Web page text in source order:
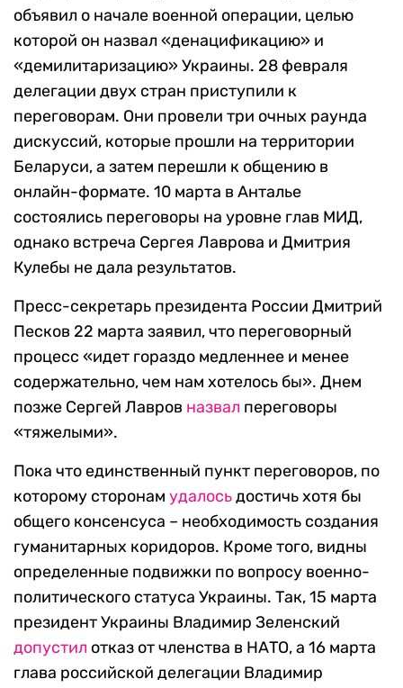
объявил о начале военной операции, целью
которой он назвал «денацификацию» и
«демилитаризацию» Украины. 28 февраля
делегации двух стран приступили к
переговорам. Они провели три очных раунда
дискуссий, которые прошли на территории
Беларуси, а затем перешли к общению в
онлайн-формате. 10 марта в Анталье
состоялись переговоры на уровне глав МИД,
однако встреча Сергея Лаврова и Дмитрия
Кулебы не дала результатов.
Пресс-секретарь президента России Дмитрий
Песков 22 марта заявил, что переговорный
процесс «идет гораздо медленнее и менее
содержательно, чем нам хотелось бы». Днем
позже Сергей Лавров назвал переговоры
«тяжелыми».
Пока что единственный пункт переговоров, по
которому сторонам удалосьдостичь хотя бы
общего консенсуса – необходимость создания
гуманитарных коридоров. Кроме того, видны
определенные подвижки по вопросу военно-
политического статуса Украины. Так, 15 марта
президент Украины Владимир Зеленский
допустил отказ от членства в НАТО, а 16 марта
глава российской делегации Владимир